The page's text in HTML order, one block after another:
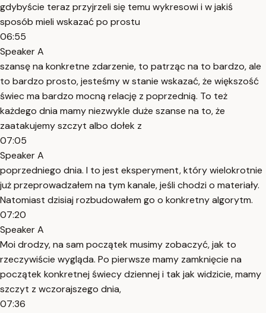
gdybyście teraz przyjrzeli się temu wykresowi i w jakiś
sposób mieli wskazać po prostu
06:55
Speaker A
szansę na konkretne zdarzenie, to patrząc na to bardzo, ale
to bardzo prosto, jesteśmy w stanie wskazać, że większość
świec ma bardzo mocną relację z poprzednią. To też
każdego dnia mamy niezwykle duże szanse na to, że
zaatakujemy szczyt albo dołek z
07:05
Speaker A
poprzedniego dnia. I to jest eksperyment, który wielokrotnie
już przeprowadzałem na tym kanale, jeśli chodzi o materiały.
Natomiast dzisiaj rozbudowałem go o konkretny algorytm.
07:20
Speaker A
Moi drodzy, na sam początek musimy zobaczyć, jak to
rzeczywiście wygląda. Po pierwsze mamy zamknięcie na
początek konkretnej świecy dziennej i tak jak widzicie, mamy
szczyt z wczorajszego dnia,
07:36